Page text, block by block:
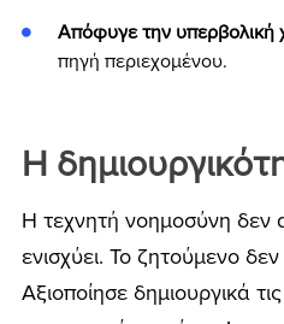
Απόφυγε την υπερβολική
πηγή περιεχομένου.
Η
Η τεχνητή νοημοσύνη δεν
ενισχύει. Το ζητούμενο
Αξιοποίησε δημιουργικά